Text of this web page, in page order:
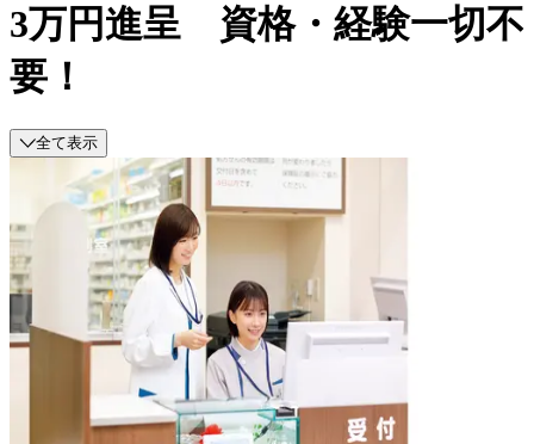
3万円進呈 資格・経験一切不
要！
全て表示